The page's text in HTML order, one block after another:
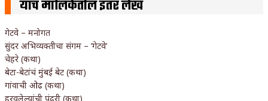
याच मालिकेतील इतर लेख
गेटवे – मनोगत
सुंदर अभिव्यक्तीचा संगम – ‘गेटवे’
चेहरे (कथा)
बेटा-बेटांचं मुंबई बेट (कथा)
गांवाची ओढ (कथा)
हरवलेल्यांची पंढरी (कथा)